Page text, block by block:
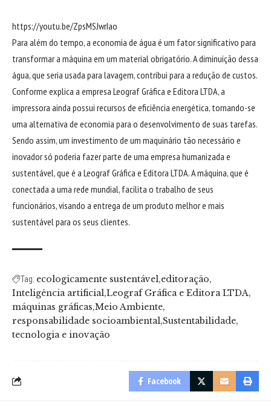
https://youtu.be/ZpsMSJwrIao
Para além do tempo, a economia de água é um fator significativo para
transformar a máquina em um material obrigatório. A diminuição dessa
água, que seria usada para lavagem, contribui para a redução de custos.
Conforme explica a empresa Leograf Gráfica e Editora LTDA, a
impressora ainda possui recursos de eficiência energética, tornando-se
uma alternativa de economia para o desenvolvimento de suas tarefas.
Sendo assim, um investimento de um maquinário tão necessário e
inovador só poderia fazer parte de uma empresa humanizada e
sustentável, que é a Leograf Gráfica e Editora LTDA. A máquina, que é
conectada a uma rede mundial, facilita o trabalho de seus
funcionários, visando a entrega de um produto melhor e mais
sustentável para os seus clientes.
Tag: ecologicamente sustentável editoração
Inteligência artificial Leograf Gráfica e Editora LTDA
máquinas gráficas Meio Ambiente
responsabilidade socioambiental Sustentabilidade
tecnologia e inovação
Facebook